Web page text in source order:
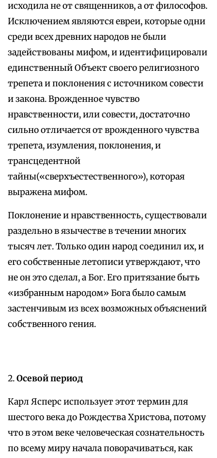
исходила не от священников, а от философов.
Исключением являются евреи, которые одни
среди всех древних народов не были
задействованы мифом, и идентифицировали
единственный Объект своего религиозного
трепета и поклонения с источником совести
и закона. Врожденное чувство
нравственности, или совести, достаточно
сильно отличается от врожденного чувства
трепета, изумления, поклонения, и
трансцедентной
тайны(«сверхъестественного»), которая
выражена мифом.
Поклонение и нравственность, существовали
раздельно в язычестве в течении многих
тысяч лет. Только один народ соединил их, и
его собственные летописи утверждают, что
не он это сделал, а Бог. Его притязание быть
«избранным народом» Бога было самым
застенчивым из всех возможных объяснений
собственного гения.
2.Осевой период
Карл Ясперс использует этот термин для
шестого века до Рождества Христова, потому
что в этом веке человеческая сознательность
по всему миру начала поворачиваться, как